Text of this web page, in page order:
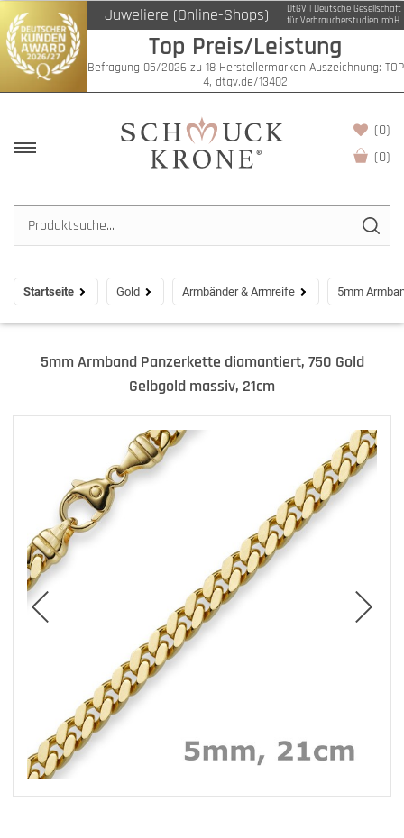
Juweliere (Online-Shops)
DtGV | Deutsche Gesellschaft
für Verbraucherstudien mbH
Top Preis/Leistung
Befragung 05/2026 zu 18 Herstellermarken Auszeichnung: TOP
4, dtgv.de/13402
(0)
(0)
Startseite Gold Armbänder & Armreife 5mm
5mm Armband Panzerkette diamantiert, 750 Gold
Gelbgold massiv, 21cm